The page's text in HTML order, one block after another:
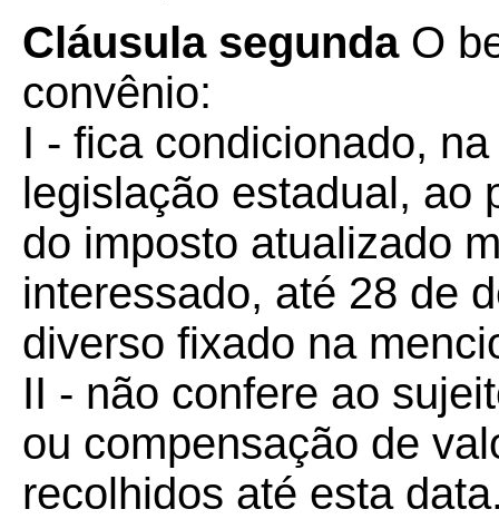
Cláusula segundaO
convênio:
I - fica condicionado,
legislação estadual, ao
do imposto atualizado
interessado, até 28 de
diverso fixado na
II - não confere ao
ou compensação de
recolhidos até esta